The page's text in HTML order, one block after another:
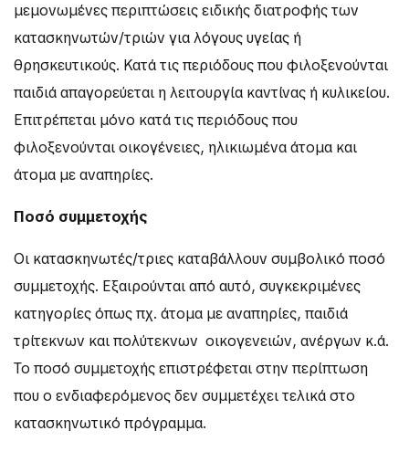
μεμονωμένες περιπτώσεις ειδικής διατροφής των
κατασκηνωτών/τριών για λόγους υγείας ή
θρησκευτικούς. Κατά τις περιόδους που φιλοξενούνται
παιδιά απαγορεύεται η λειτουργία καντίνας ή κυλικείου.
Επιτρέπεται μόνο κατά τις περιόδους που
φιλοξενούνται οικογένειες, ηλικιωμένα άτομα και
άτομα με αναπηρίες.
Ποσό συμμετοχής
Οι κατασκηνωτές/τριες καταβάλλουν συμβολικό ποσό
συμμετοχής. Εξαιρούνται από αυτό, συγκεκριμένες
κατηγορίες όπως πχ. άτομα με αναπηρίες, παιδιά
τρίτεκνων και πολύτεκνων οικογενειών, ανέργων κ.ά.
Το ποσό συμμετοχής επιστρέφεται στην περίπτωση
που ο ενδιαφερόμενος δεν συμμετέχει τελικά στο
κατασκηνωτικό πρόγραμμα.